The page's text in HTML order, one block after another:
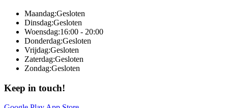
Maandag:Gesloten
Dinsdag:Gesloten
Woensdag:16:00 - 20:00
Donderdag:Gesloten
Vrijdag:Gesloten
Zaterdag:Gesloten
Zondag:Gesloten
Keep in touch!